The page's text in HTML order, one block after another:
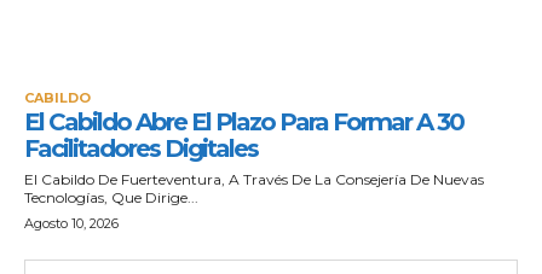
CABILDO
El Cabildo Abre El Plazo Para Formar A 30
Facilitadores Digitales
El Cabildo De Fuerteventura, A Través De La Consejería De Nuevas
Tecnologías, Que Dirige...
Agosto 10, 2026